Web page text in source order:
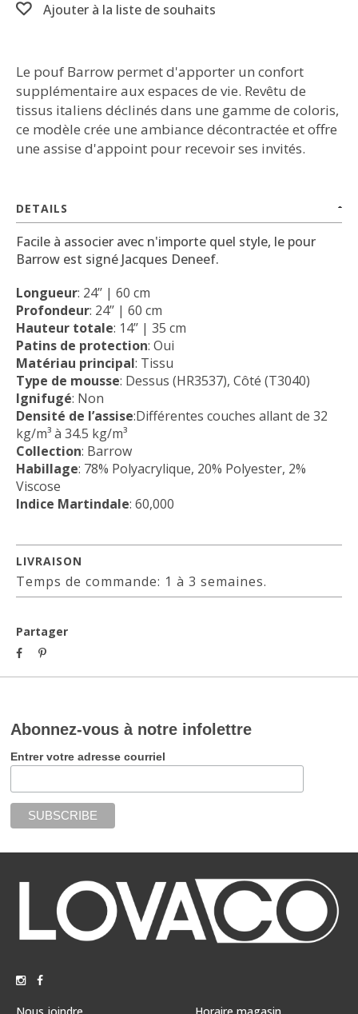
Ajouter à la liste de souhaits
Le pouf Barrow permet d'apporter un confort
supplémentaire aux espaces de vie. Revêtu de
tissus italiens déclinés dans une gamme de coloris,
ce modèle crée une ambiance décontractée et offre
une assise d'appoint pour recevoir ses invités.
DETAILS
Facile à associer avec n'importe quel style, le pour
Barrow est signé Jacques Deneef.
Longueur: 24’’ | 60 cm
Profondeur: 24’’ | 60 cm
Hauteur totale: 14’’ | 35 cm
Patins de protection: Oui
Matériau principal: Tissu
Type de mousse: Dessus (HR3537), Côté (T3040)
Ignifugé: Non
Densité de l’assise:Différentes couches allant de 32
kg/m³ à 34.5 kg/m³
Collection: Barrow
Habillage: 78% Polyacrylique, 20% Polyester, 2%
Viscose
Indice Martindale: 60,000
LIVRAISON
Temps de commande: 1 à 3 semaines.
Partager
Abonnez-vous à notre infolettre
Entrer votre adresse courriel